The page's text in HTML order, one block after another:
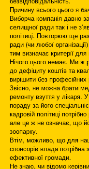
Причину всього цього я
Виборча компанія давно
селищної ради так і не
політиці. Повторюю ще
ради (чи любої
тим визначає критерії для
Нічого цього немає. Ми ж
до дефіциту коштів та
вирішити без
Звісно, не можна брати
ремонту взуття у лікаря.
пораду за його
кадровій політиці
але це ж не означає, що
зоопарку.
Втім, можливо, що для
спонсорів влада
ефективної громади.
Не знаю, чи відомо